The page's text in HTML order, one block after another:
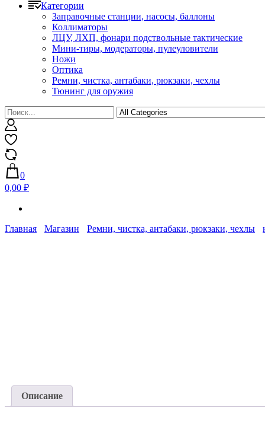
Категории
Заправочные станции, насосы, баллоны
Коллиматоры
ЛЦУ, ЛХП, фонари подствольные тактические
Мини-тиры, модераторы, пулеуловители
Ножи
Оптика
Ремни, чистка, антабаки, рюкзаки, чехлы
Тюнинг для оружия
0
0,00 ₽
Главная Магазин Ремни, чистка, антабаки, рюкзаки, чехлы
Описание